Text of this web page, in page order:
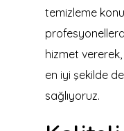
temizleme
hizmet vererek,
en iyi şekilde
sağlıyoruz.